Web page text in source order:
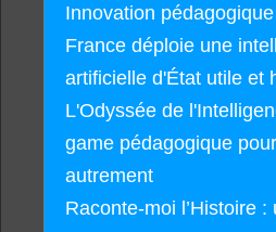
Innovation
France déploie une
artificielle d'État utile et
L'Odyssée de
game pédagogique
autrement
Raconte-moi l’Histoire